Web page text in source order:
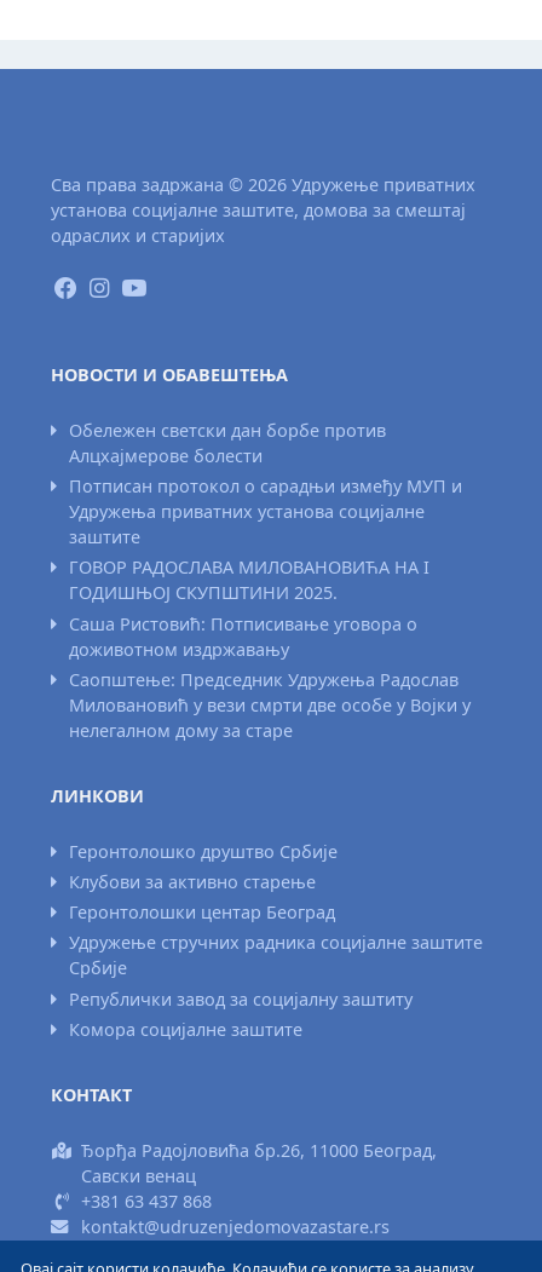
Сва права задржана © 2026 Удружење приватних
установа социјалне заштите, домова за смештај
одраслих и старијих
НОВОСТИ И ОБАВЕШТЕЊА
Обележен светски дан борбе против
Алцхајмерове болести
Потписан протокол о сарадњи између МУП и
Удружења приватних установа социјалне
заштите
ГОВОР РАДОСЛАВА МИЛОВАНОВИЋА НА I
ГОДИШЊОЈ СКУПШТИНИ 2025.
Саша Ристовић: Потписивање уговора о
доживотном издржавању
Саопштење: Председник Удружења Радослав
Миловановић у вези смрти две особе у Војки у
нелегалном дому за старе
ЛИНКОВИ
Геронтолошко друштво Србије
Клубови за активно старење
Геронтолошки центар Београд
Удружење стручних радника социјалне заштите
Србије
Републички завод за социјалну заштиту
Комора социјалне заштите
КОНТАКТ
Ђорђа Радојловића бр.26, 11000 Београд,
Савски венац
+381 63 437 868
kontakt@udruzenjedomovazastare.rs